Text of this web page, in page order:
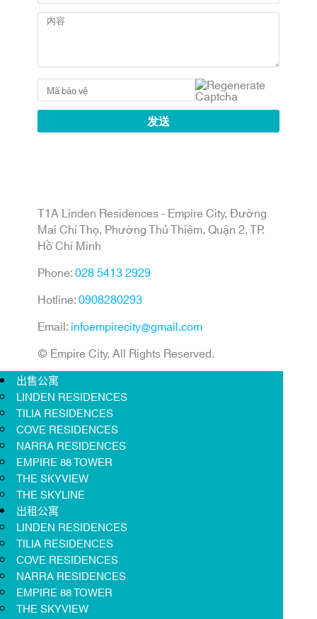
T1A Linden Residences - Empire City, Đường
Mai Chí Thọ, Phường Thủ Thiêm, Quận 2, TP.
Hồ Chí Minh
Phone:028 5413 2929
Hotline:0908280293
Email: infoempirecity@gmail.com
© Empire City, All Rights Reserved.
出售公寓
LINDEN RESIDENCES
TILIA RESIDENCES
COVE RESIDENCES
NARRA RESIDENCES
EMPIRE 88 TOWER
THE SKYVIEW
THE SKYLINE
出租公寓
LINDEN RESIDENCES
TILIA RESIDENCES
COVE RESIDENCES
NARRA RESIDENCES
EMPIRE 88 TOWER
THE SKYVIEW